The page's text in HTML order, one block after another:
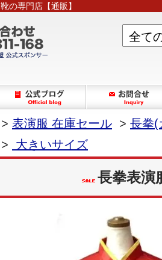
の専門店【通販】
> 表演服 在庫セール > 長拳
> 大きいサイズ
長拳表演